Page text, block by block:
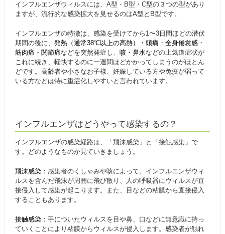
インフルエンザウィルスには、A型・B型・C型の３つの型があり
ますが、流行的な感染拡大を見せるのはA型とB型です。
インフルエンザの特徴は、感染を受けてから1〜3日間ほどの潜伏
期間の後に、 発熱（通常38℃以上の高熱）・頭痛・全身倦怠感・
筋肉痛・関節痛などを突然発症し、 咳・鼻水などの上気道症状が
これに続き、軽快するのに一週間ほどかかってしまうのがほとん
どです。高齢者や小さなお子様、妊娠している方や免疫が弱って
いる方などは特に重症化しやすいと言われています。
インフルエンザはどうやって感染するの？
インフルエンザの感染経路は、「飛沫感染」と「接触感染」で
す。どのようなものか見ていきましょう。
飛沫感染：感染者のくしゃみや咳によって、インフルエンザウィ
ルスを含んだ飛沫が周囲に飛び散り、人の呼吸器にウィルスが直
接侵入して感染が起こります。また、目などの粘膜から直接侵入
することもあります。
接触感染：手についたウィルスを目や鼻、口などに無意識に持っ
ていくことにより粘膜からウィルスが侵入します。感染者が触れ